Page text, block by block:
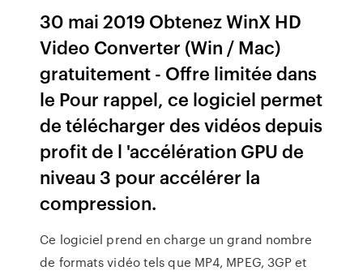
30 mai 2019 Obtenez WinX HD
Video Converter (Win / Mac)
gratuitement - Offre limitée dans
le Pour rappel, ce logiciel permet
de télécharger des vidéos depuis
profit de l 'accélération GPU de
niveau 3 pour accélérer la
compression.
Ce logiciel prend en charge un grand nombre
de formats vidéo tels que MP4, MPEG, 3GP et